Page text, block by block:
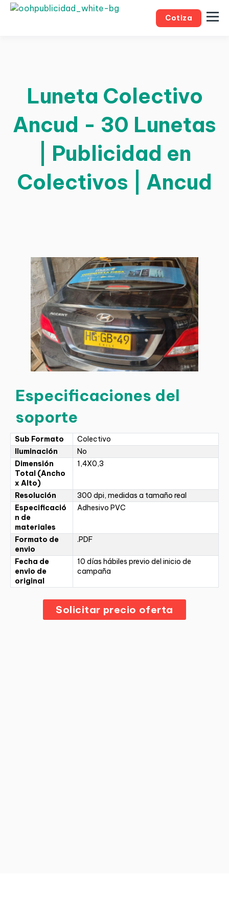
Cotiza
Luneta Colectivo
Ancud - 30 Lunetas
| Publicidad en
Colectivos | Ancud
Especificaciones del
soporte
Sub Formato
Colectivo
Iluminación
No
Dimensión
Total (Ancho
x Alto)
1,4X0,3
Resolución
300 dpi, medidas a tamaño real
Especificació
n de
materiales
Adhesivo PVC
Formato de
envio
.PDF
Fecha de
envio de
original
10 días hábiles previo del inicio de
campaña
Solicitar precio oferta